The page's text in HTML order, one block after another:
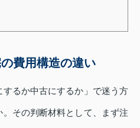
費用構造の違い
るか中古にするか」で迷う方
その判断材料として、まず注